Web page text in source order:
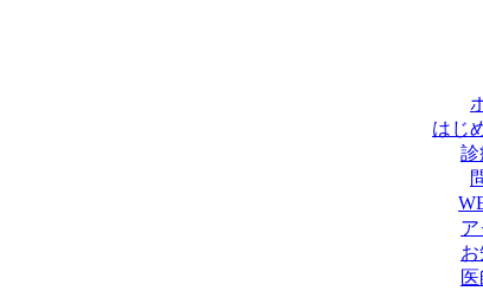
はじ
診